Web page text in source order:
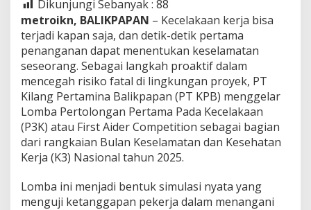
Dikunjungi Sebanyak : 88
metroikn, BALIKPAPAN – Kecelakaan kerja bisa
terjadi kapan saja, dan detik-detik pertama
penanganan dapat menentukan keselamatan
seseorang. Sebagai langkah proaktif dalam
mencegah risiko fatal di lingkungan proyek, PT
Kilang Pertamina Balikpapan (PT KPB) menggelar
Lomba Pertolongan Pertama Pada Kecelakaan
(P3K) atau First Aider Competition sebagai bagian
dari rangkaian Bulan Keselamatan dan Kesehatan
Kerja (K3) Nasional tahun 2025.
Lomba ini menjadi bentuk simulasi nyata yang
menguji ketanggapan pekerja dalam menangani